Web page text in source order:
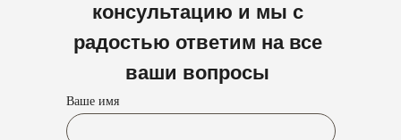
консультацию и мы с
радостью ответим на все
ваши вопросы
Ваше имя